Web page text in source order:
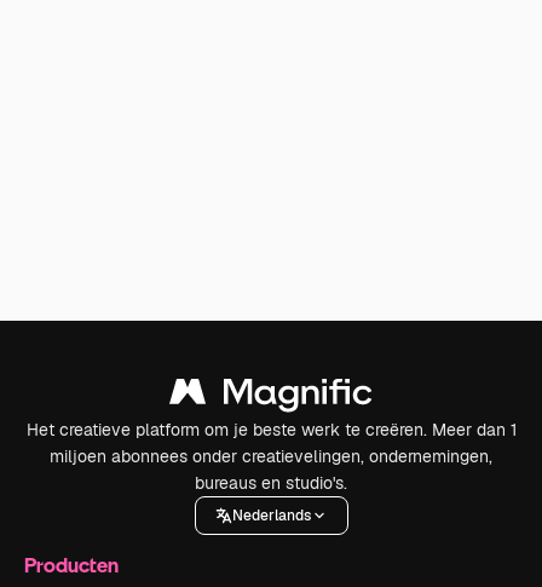
Het creatieve platform om je beste werk te creëren. Meer dan 1
miljoen abonnees onder creatievelingen, ondernemingen,
bureaus en studio's.
Nederlands
Producten